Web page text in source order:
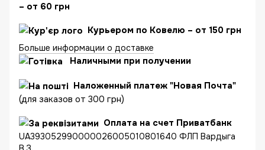
– от 60 грн
Курьером по Ковелю – от 150 грн
Больше информации о доставке
Наличными при получении
Наложенный платеж "Новая Почта"
(для заказов от 300 грн)
Оплата на счет Приватбанк
UA393052990000026005010801640 ФЛП Вардыга